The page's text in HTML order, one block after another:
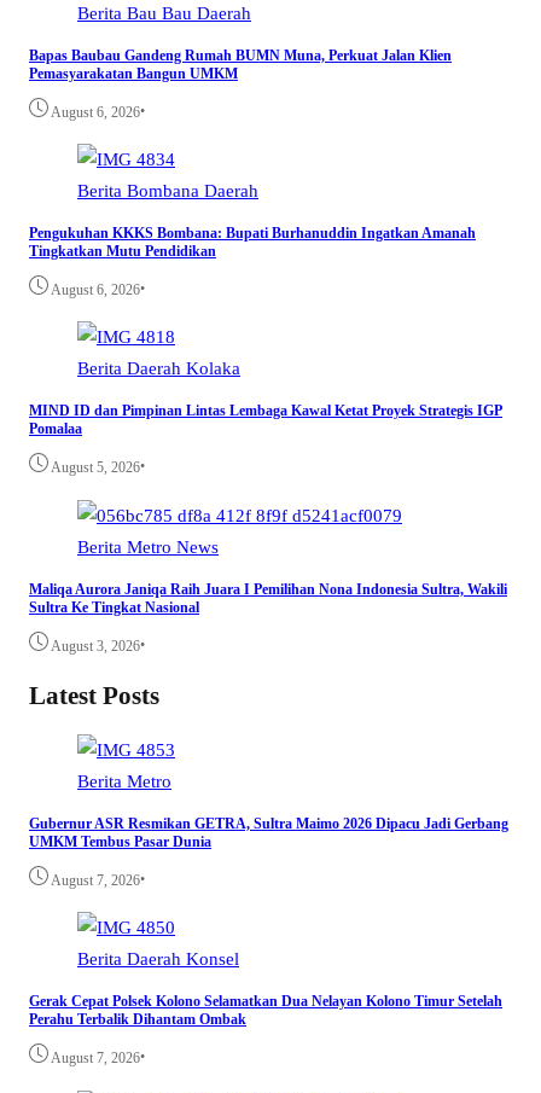
Berita Bau Bau Daerah
Bapas Baubau Gandeng Rumah BUMN Muna, Perkuat Jalan Klien
Pemasyarakatan Bangun UMKM
August 6, 2026•
Berita Bombana Daerah
Pengukuhan KKKS Bombana: Bupati Burhanuddin Ingatkan Amanah
Tingkatkan Mutu Pendidikan
August 6, 2026•
Berita Daerah Kolaka
MIND ID dan Pimpinan Lintas Lembaga Kawal Ketat Proyek Strategis IGP
Pomalaa
August 5, 2026•
Berita Metro News
Maliqa Aurora Janiqa Raih Juara I Pemilihan Nona Indonesia Sultra, Wakili
Sultra Ke Tingkat Nasional
August 3, 2026•
Latest Posts
Berita Metro
Gubernur ASR Resmikan GETRA, Sultra Maimo 2026 Dipacu Jadi Gerbang
UMKM Tembus Pasar Dunia
August 7, 2026•
Berita Daerah Konsel
Gerak Cepat Polsek Kolono Selamatkan Dua Nelayan Kolono Timur Setelah
Perahu Terbalik Dihantam Ombak
August 7, 2026•